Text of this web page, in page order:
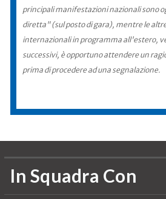
principali manifestazioni nazionali sono
diretta" (sul posto di gara), mentre le
internazionali in programma all'estero,
successivi, è opportuno attendere un
prima di procedere ad una segnalazione.
In Squadra Con